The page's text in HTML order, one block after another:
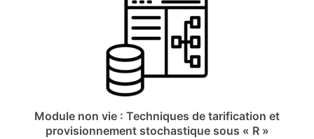
Module non vie : Techniques de tarification et
provisionnement stochastique sous « R »